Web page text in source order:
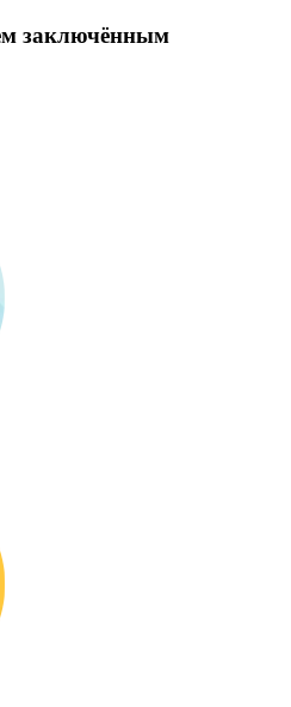
заключённым